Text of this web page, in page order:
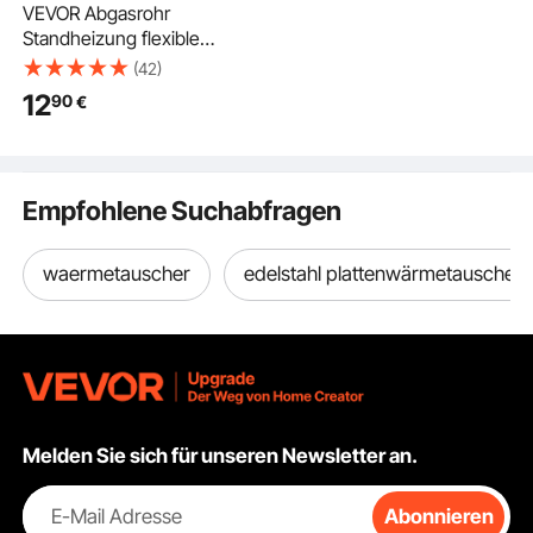
VEVOR Abgasrohr
Standheizung flexibler
Abgasschlauch 300
cm für Auto-
Dieselheizung mit 2
kW / 5 kW / 8 kW
Lufterhitzer
(42)
1290€
Empfohlene Suchabfragen
waermetauscher edelstahl plattenwärmetauscher
Melden Sie sich für unseren Newsletter an.
E-Mail Adresse Abonnieren